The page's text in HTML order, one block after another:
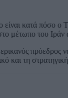
κατά πόσο ο
μέτωπο του
και τη